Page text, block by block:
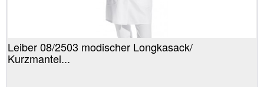
Leiber 08/2503 modischer Longkasack/
Kurzmantel...